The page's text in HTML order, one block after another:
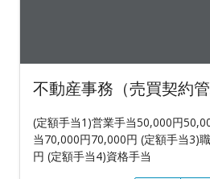
不動産事務（売買契約管
(定額手当1)営業手当50,000円
当70,000円70,000円 (定額手当3)
円 (定額手当4)資格手当